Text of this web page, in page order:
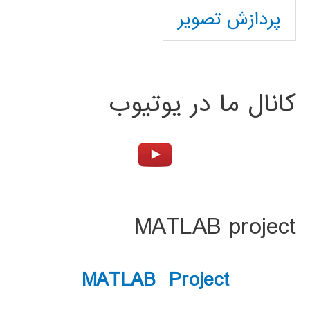
پردازش تصویر
کانال ما در یوتیوب
MATLAB project
MATLAB Project